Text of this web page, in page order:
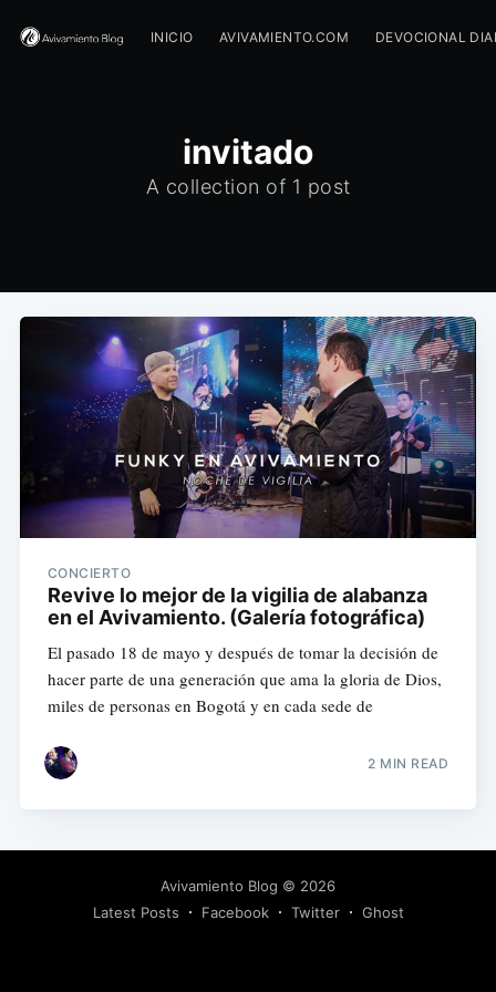
INICIO AVIVAMIENTO.COM DEVOCIONAL
invitado
A collection of 1 post
CONCIERTO
Revive lo mejor de la vigilia de alabanza
en el Avivamiento. (Galería fotográfica)
El pasado 18 de mayo y después de tomar la decisión de
hacer parte de una generación que ama la gloria de Dios,
miles de personas en Bogotá y en cada sede de
2 MIN READ
Avivamiento Blog © 2026
Latest Posts
Facebook Twitter Ghost